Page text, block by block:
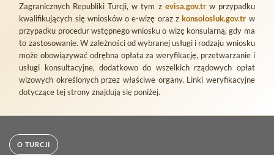
Zagranicznych Republiki Turcji, w tym z evisa.gov.trw przypadku
kwalifikujących się wniosków o e-wizę oraz zkonsolosluk.gov.tr w
przypadku procedur wstępnego wniosku o wizę konsularną, gdy ma
to zastosowanie. W zależności od wybranej usługi i rodzaju wniosku
może obowiązywać odrębna opłata za weryfikację, przetwarzanie i
usługi konsultacyjne, dodatkowo do wszelkich rządowych opłat
wizowych określonych przez właściwe organy. Linki weryfikacyjne
dotyczące tej strony znajdują się poniżej.
O TURCJI